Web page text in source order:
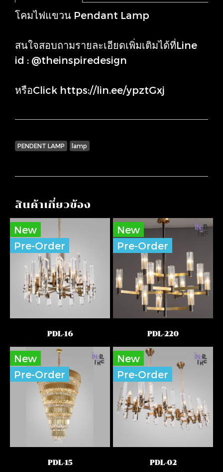
โคมไฟแขวน Pendant Lamp
สนใจสอบถามรายละเอียดเพิ่มเติมได้ที่Line
id : @theinspiredesign
หรือClick https://lin.ee/ypztGxj
PENDENT LAMP lamp
สินค้าเกี่ยวข้อง
New
Pre-Order
PDL-16
New
Pre-Order
PDL-220
New
Pre-Order
PDL-15
New
Pre-Order
PDL-02